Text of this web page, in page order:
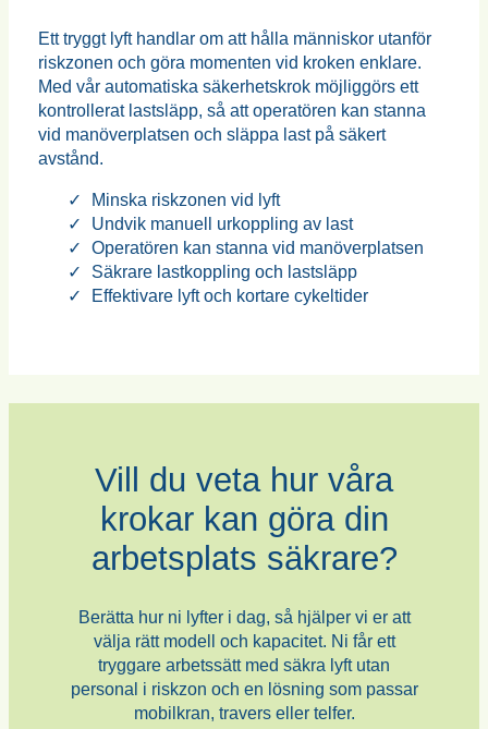
Ett tryggt lyft handlar om att hålla människor utanför
riskzonen och göra momenten vid kroken enklare.
Med vår automatiska säkerhetskrok möjliggörs ett
kontrollerat lastsläpp, så att operatören kan stanna
vid manöverplatsen och släppa last på säkert
avstånd.
Minska riskzonen vid lyft
Undvik manuell urkoppling av last
Operatören kan stanna vid manöverplatsen
Säkrare lastkoppling och lastsläpp
Effektivare lyft och kortare cykeltider
Vill du veta hur våra
krokar kan göra din
arbetsplats säkrare?
Berätta hur ni lyfter i dag, så hjälper vi er att
välja rätt modell och kapacitet. Ni får ett
tryggare arbetssätt med säkra lyft utan
personal i riskzon och en lösning som passar
mobilkran, travers eller telfer.